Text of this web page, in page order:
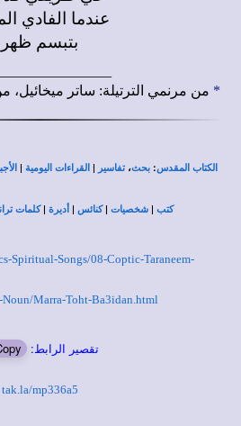
عندما الفادي
بتبسم ظهر
* من مرنمي الترتيلة: ساتر ميخائيل،
الكتاب المقدس: بحث،تفاسير | القراءات اليومية |
كتب | شخصيات |كنائس | أديرة |كلمات
Spiritual-Songs/08-Coptic-Taraneem-
Marra-Toht-Ba3idan.html
تقصير الرابط:
tak.la/mp336a5